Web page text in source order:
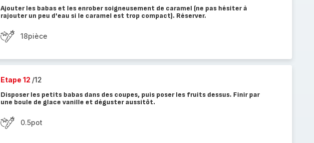
Ajouter les babas et les enrober soigneusement de caramel (ne pas hésiter à
rajouter un peu d'eau si le caramel est trop compact). Réserver.
18pièce
Etape 12 /12
Disposer les petits babas dans des coupes, puis poser les fruits dessus. Finir par
une boule de glace vanille et déguster aussitôt.
0.5pot